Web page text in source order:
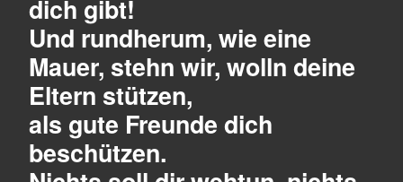
dich gibt!
Und rundherum, wie eine
Mauer, stehn wir, wolln deine
Eltern stützen,
als gute Freunde dich
beschützen.